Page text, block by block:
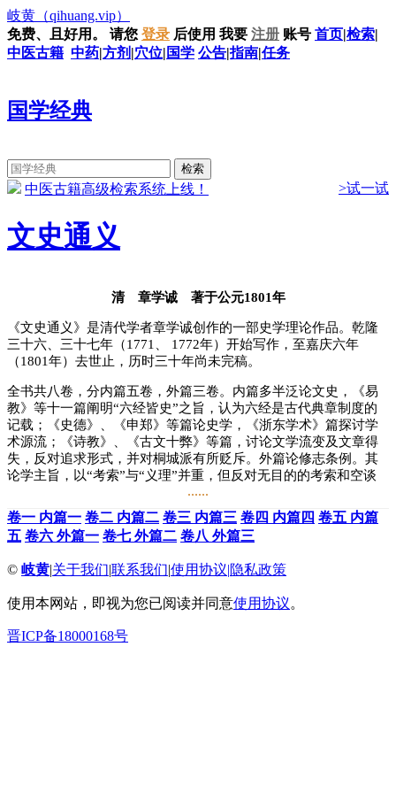
岐黄 （qihuang.vip）
免费、且好用。
请您 登录 后使用 我要 注册 账号 首页|检索|
中医古籍 中药|方剂 |穴位| 国学 公告|指南|任务
国学经典
中医古籍高级检索系统上线！ >试一试
文史通义
清 章学诚 著于公元1801年
《文史通义》是清代学者章学诚创作的一部史学理论作品。乾隆
三十六、三十七年（1771、 1772年）开始写作，至嘉庆六年
（1801年）去世止，历时三十年尚未完稿。
全书共八卷，分内篇五卷，外篇三卷。内篇多半泛论文史，《易
教》等十一篇阐明“六经皆史”之旨，认为六经是古代典章制度的
记载；《史德》、《申郑》等篇论史学，《浙东学术》篇探讨学
术源流；《诗教》、《古文十弊》等篇，讨论文学流变及文章得
失，反对追求形式，并对桐城派有所贬斥。外篇论修志条例。其
论学主旨，以“考索”与“义理”并重，但反对无目的的考索和空谈
《文史通义》是章学诚的代表作，与刘知几的《史通》一直被视
作古代中国史学理论的双璧。
......
卷一 内篇一 卷二 内篇二 卷三 内篇三 卷四 内篇四 卷五 内篇
五 卷六 外篇一 卷七 外篇二 卷八 外篇三
© 岐黄|关于我们|联系我们|使用协议|隐私政策
使用本网站，即视为您已阅读并同意使用协议。
晋ICP备18000168号